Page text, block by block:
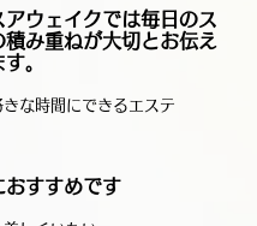
アウェイクでは毎日のス
積み重ねが大切とお伝え
。
な時間にできるエステ
おすすめです